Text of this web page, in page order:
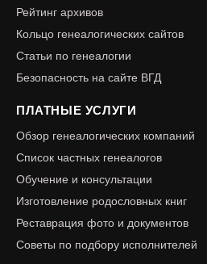
Рейтинг архивов
Кольцо генеалогических сайтов
Статьи по генеалогии
Безопасность на сайте ВГД
ПЛАТНЫЕ УСЛУГИ
Обзор генеалогических компаний
Список частных генеалогов
Обучение и консультации
Изготовление родословных книг
Реставрация фото и документов
Советы по подбору исполнителей